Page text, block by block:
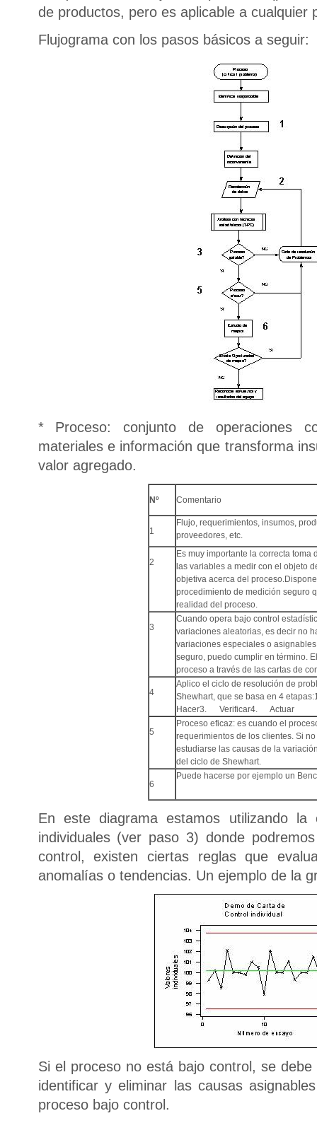
de productos, pero es aplicable a cualquier
Flujograma con los pasos básicos a seguir:
* Proceso: conjunto de operaciones
materiales e información que transforma
valor agregado.
Nº Comentario
1
Flujo, requerimientos, insumos,
proveedores, etc.
2
Es muy importante la correcta toma
las variables a medir con el objeto
objetiva acerca del
procedimiento de medición seguro
realidad del proceso.
3
Cuando opera bajo control
variaciones aleatorias, es decir no
variaciones especiales o
seguro, puedo cumplir en término.
proceso a través de las cartas de
4
Aplico el ciclo de resolución de
Shewhart, que se basa en 4
Hacer3. Verificar4. Actuar
5
Proceso eficaz: es cuando el
requerimientos de los clientes. Si
estudiarse las causas de la
del ciclo de Shewhart.
6
Puede hacerse por ejemplo un
En este diagrama estamos utilizando
individuales (ver paso 3) donde
control, existen ciertas reglas que
anomalías o tendencias. Un ejemplo de la
Si el proceso no está bajo control, se
identificar y eliminar las causas
proceso bajo control.